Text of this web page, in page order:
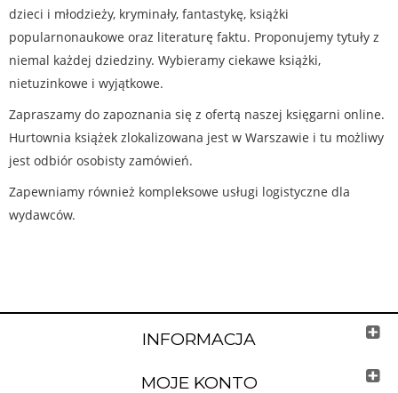
dzieci i młodzieży, kryminały, fantastykę, książki
popularnonaukowe oraz literaturę faktu. Proponujemy tytuły z
niemal każdej dziedziny. Wybieramy ciekawe książki,
nietuzinkowe i wyjątkowe.
Zapraszamy do zapoznania się z ofertą naszej księgarni online.
Hurtownia książek zlokalizowana jest w Warszawie i tu możliwy
jest odbiór osobisty zamówień.
Zapewniamy również kompleksowe usługi logistyczne dla
wydawców.
INFORMACJA
MOJE KONTO